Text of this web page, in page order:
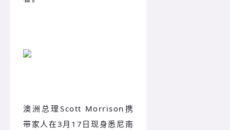
澳洲总理Scott Morrison携
带家人在3月17日现身悉尼南